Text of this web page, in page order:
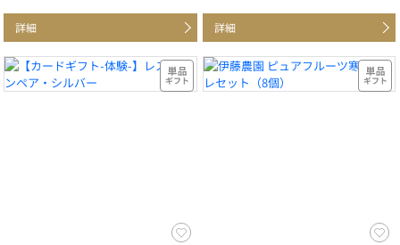
詳細 詳細